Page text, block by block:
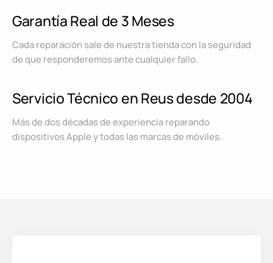
Garantía Real de 3 Meses
Cada reparación sale de nuestra tienda con la seguridad
de que responderemos ante cualquier fallo.
Servicio Técnico en Reus desde 2004
Más de dos décadas de experiencia reparando
dispositivos Apple y todas las marcas de móviles.